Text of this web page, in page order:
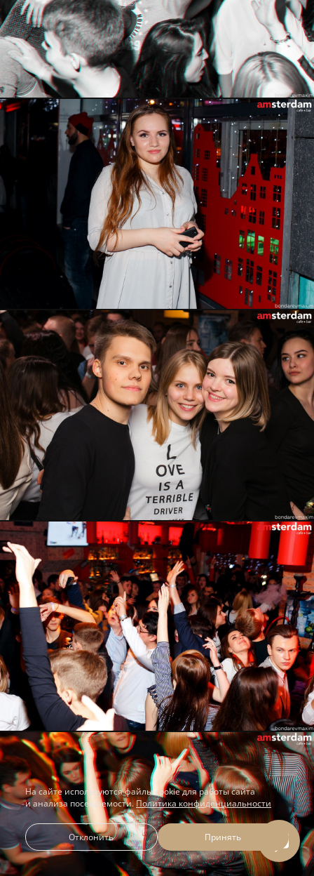
На сайте используются файлы cookie для работы сайта
и анализа посещаемости.Политика конфиденциальности
Отклонить Принять